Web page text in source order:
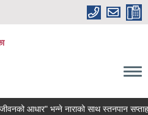
आधार" भन्ने नाराको साथ स्तनपान सप्ताह